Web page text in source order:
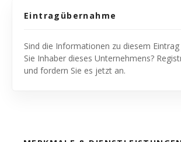
Eintragübernahme
Sind die Informationen zu diesem Eintrag
Sie Inhaber dieses Unternehmens?
und fordern Sie es jetzt an.